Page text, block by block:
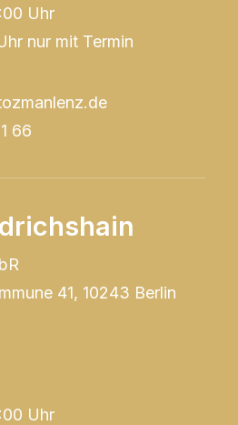
Uhr
nur mit Termin
66
41, 10243 Berlin
Uhr